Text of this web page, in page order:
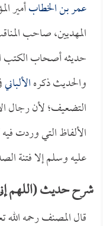
عمر بن الخطابأمير
المهديين، صاحب
حديثه أصحاب الكتب
والحديث ذكرهالألباني
التضعيف؛ لأن رجال
الألفاظ التي وردت
عليه وسلم إلا فتنة
شرح حديث (اللهم
قال المصنف رحمه الله